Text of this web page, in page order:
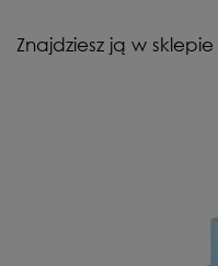
Znajdziesz ją w sklepie